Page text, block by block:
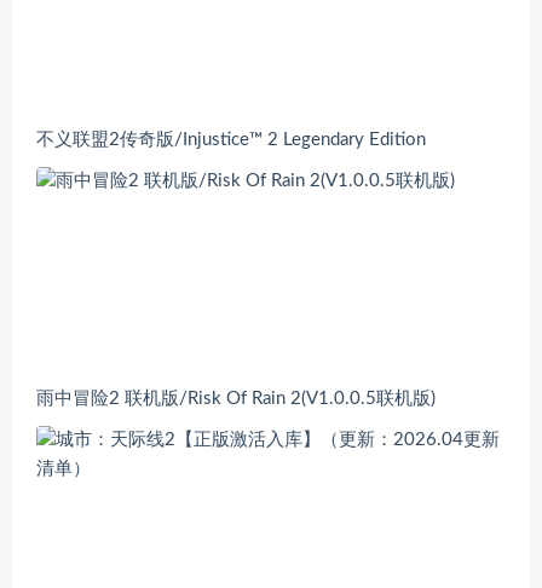
不义联盟2传奇版/Injustice™ 2 Legendary Edition
雨中冒险2 联机版/Risk Of Rain 2(V1.0.0.5联机版)